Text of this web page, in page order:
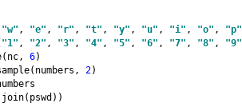
"w" , "e" , "r" , "t" , "y" , "u" , "i" , "o" , "p"
"1" , "2" , "3" , "4" , "5" , "6" , "7" , "8" , "9"
6)
2)